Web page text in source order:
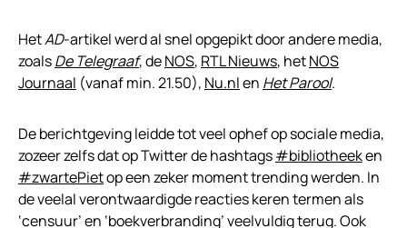
HetAD-artikel werd al snel opgepikt door andere media,
zoalsDe Telegraaf, deNOS, RTL Nieuws, hetNOS
Journaal (vanaf min. 21.50), Nu.nlen Het Parool.
De berichtgeving leidde tot veel ophef op sociale media,
zozeer zelfs dat op Twitter de hashtags#bibliotheeken
#zwartePietop een zeker moment trending werden. In
de veelal verontwaardigde reacties keren termen als
‘censuur’ en ‘boekverbranding’ veelvuldig terug. Ook